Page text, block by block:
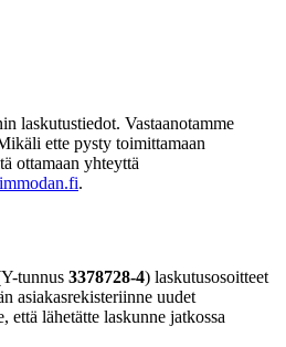
laskutustiedot. Vastaanotamme
ette pysty toimittamaan
ottamaan yhteyttä
.
tunnus 3378728-4) laskutusosoitteet
asiakasrekisteriinne uudet
että lähetätte laskunne jatkossa